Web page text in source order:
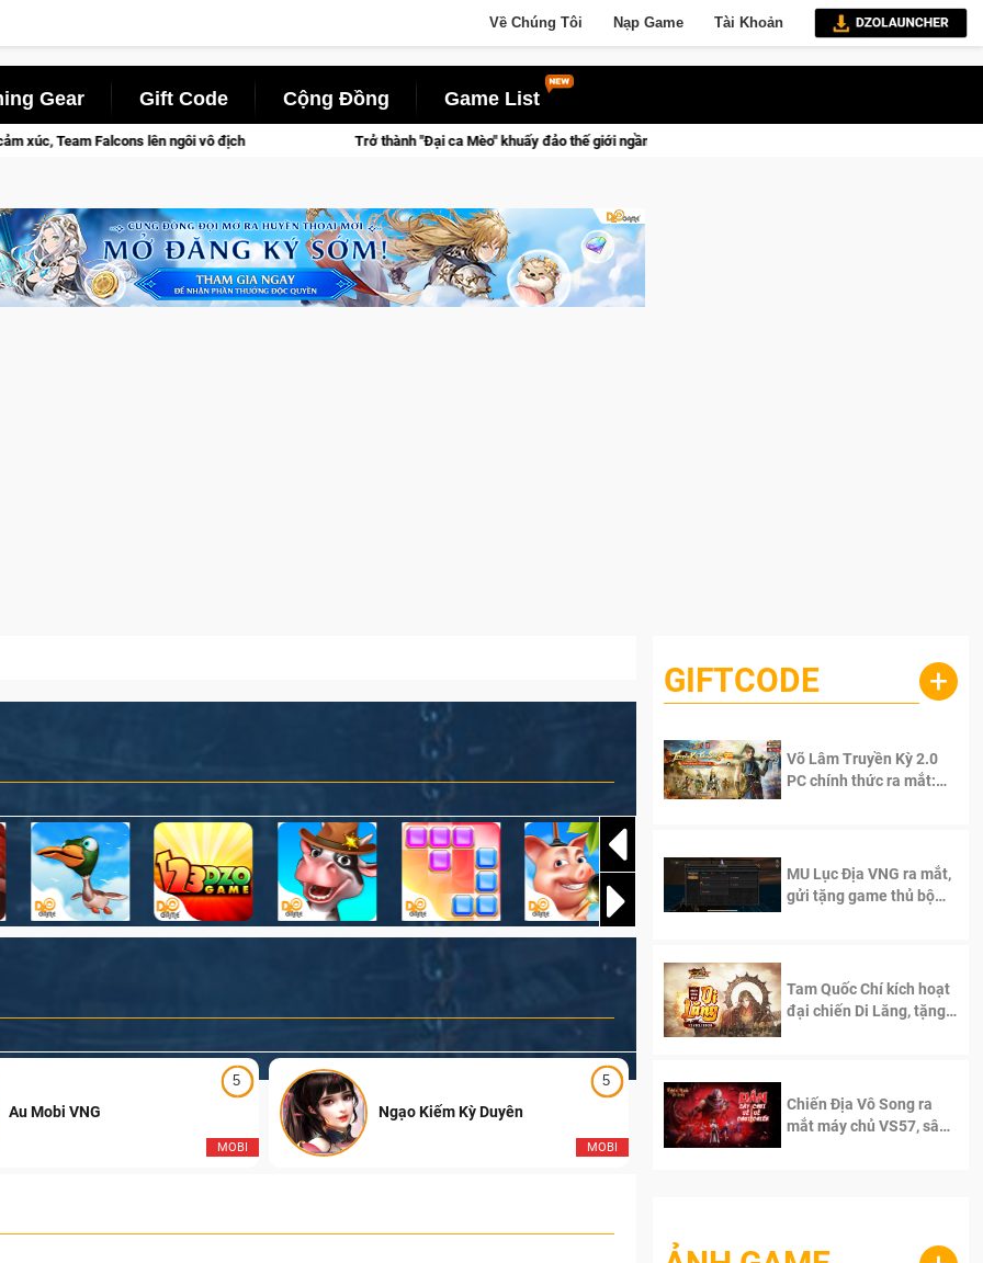
Về Chúng Tôi Nạp Game Tài Khoản
Gear Gift Code Cộng Đồng Game List
vô địch Trở thành "Đại ca Mèo" khuấy đảo thế giới ngầm trong Cat Mafia
5
MOBI
Au Mobi VNG
5
MOBI
Ngạo Kiếm Kỳ Duyên Ngạo Thiên Mobile
GIFTCODE +
Võ Lâm Truyền Kỳ 2.0
PC chính thức ra mắt:
MU Lục Địa VNG ra mắt,
gửi tặng game thủ bộ
Tam Quốc Chí kích hoạt
đại chiến Di Lăng, tặng
Chiến Địa Vô Song ra
mắt máy chủ VS57, sân